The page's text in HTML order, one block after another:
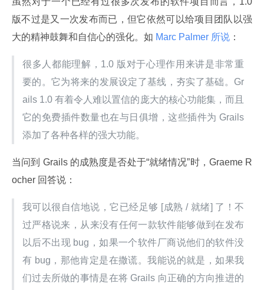
版不过是又一次发布而已，但它依然可以给项目团队以强
大的精神鼓舞和自信心的强化。如 Marc Palmer 所说 ：
很多人都能理解，1.0 版对于心理作用来讲是非常重
要的。它为将来的发展设定了基线，夯实了基础。Gr
ails 1.0 有着令人难以置信的庞大的核心功能集，而且
它的免费插件数量也在与日俱增，这些插件为 Grails
添加了各种各样的强大功能。
当问到 Grails 的成熟度是否处于“就绪情况”时，Graeme R
ocher 回答说：
我可以很自信地说，它已经足够 [成熟 / 就绪] 了！不
过严格说来，从来没有任何一款软件能够做到在发布
以后不出现 bug，如果一个软件厂商说他们的软件没
有 bug，那他肯定是在撒谎。我能说的就是，如果我
们过去所做的事情是在将 Grails 向正确的方向推进的